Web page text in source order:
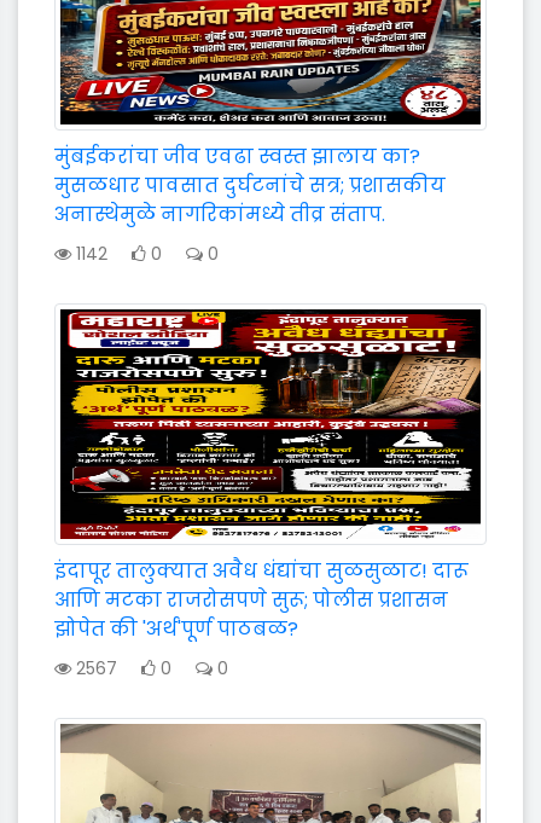
मुंबईकरांचा जीव एवढा स्वस्त झालाय का?
मुसळधार पावसात दुर्घटनांचे सत्र; प्रशासकीय
अनास्थेमुळे नागरिकांमध्ये तीव्र संताप.
1142 0 0
इंदापूर तालुक्यात अवैध धंद्यांचा सुळसुळाट! दारू
आणि मटका राजरोसपणे सुरू; पोलीस प्रशासन
झोपेत की 'अर्थ'पूर्ण पाठबळ?
2567 0 0